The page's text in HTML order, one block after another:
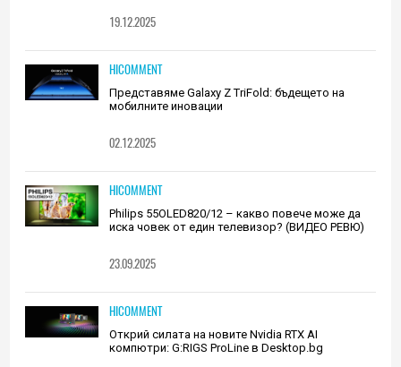
19.12.2025
HICOMMENT
Представяме Galaxy Z TriFold: бъдещето на
мобилните иновации
02.12.2025
HICOMMENT
Philips 55OLED820/12 – какво повече може да
иска човек от един телевизор? (ВИДЕО РЕВЮ)
23.09.2025
HICOMMENT
Открий силата на новите Nvidia RTX AI
компютри: G:RIGS ProLine в Desktop.bg